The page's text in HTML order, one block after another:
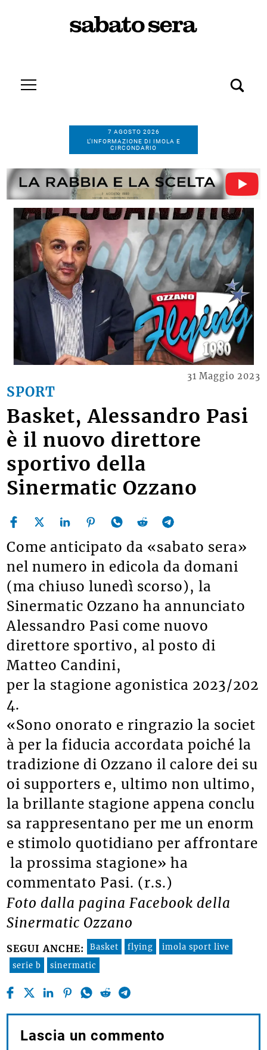
7 AGOSTO 2026
L’INFORMAZIONE DI IMOLA E
CIRCONDARIO
SPORT
31 Maggio 2023
Basket, Alessandro Pasi
è il nuovo direttore
sportivo della
Sinermatic Ozzano
Come anticipato da «sabato sera»
nel numero in edicola da domani
(ma chiuso lunedì scorso), la
Sinermatic Ozzano ha annunciato
Alessandro Pasi come nuovo
direttore sportivo, al posto di
Matteo Candini,
per la stagione agonistica 2023/202
4.
«Sono onorato e ringrazio la societ
à per la fiducia accordata poiché la
tradizione di Ozzano il calore dei su
oi supporters e, ultimo non ultimo,
la brillante stagione appena conclu
sa rappresentano per me un enorm
e stimolo quotidiano per affrontare
la prossima stagione» ha
commentato Pasi. (r.s.)
Foto dalla pagina Facebook della
Sinermatic Ozzano
SEGUI ANCHE: Basket flying
imola sport live
serie b
sinermatic
Lascia un commento